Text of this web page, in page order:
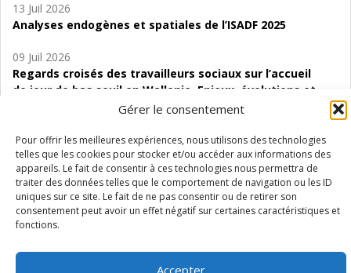
Gérer le consentement
Pour offrir les meilleures expériences, nous utilisons des technologies
telles que les cookies pour stocker et/ou accéder aux informations des
appareils. Le fait de consentir à ces technologies nous permettra de
traiter des données telles que le comportement de navigation ou les ID
uniques sur ce site. Le fait de ne pas consentir ou de retirer son
consentement peut avoir un effet négatif sur certaines caractéristiques et
fonctions.
Accepter
13 Juil 2026
Analyses endogènes et spatiales de l’ISADF 2025
09 Juil 2026
Regards croisés des travailleurs sociaux sur l’accueil
de jour de bas seuil en Wallonie. Enjeux, évolutions et
06 Juil 2026
Étude d’évaluabilité des Structures
d’accompagnement à l’autocréation d’emploi (SAACE)
01 Juil 2026
Pénurie du personnel infirmier :quels indicateurs
Wallonie ?